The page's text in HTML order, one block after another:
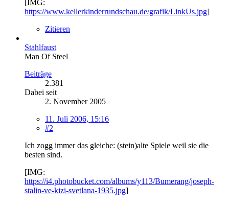
[IMG:
https://www.kellerkinderrundschau.de/grafik/LinkUs.jpg]
Zitieren
Stahlfaust
Man Of Steel
Beiträge
2.381
Dabei seit
2. November 2005
11. Juli 2006, 15:16
#2
Ich zogg immer das gleiche: (stein)alte Spiele weil sie die
besten sind.
[IMG:
https://i4.photobucket.com/albums/y113/Bumerang/joseph-
stalin-ve-kizi-svetlana-1935.jpg]